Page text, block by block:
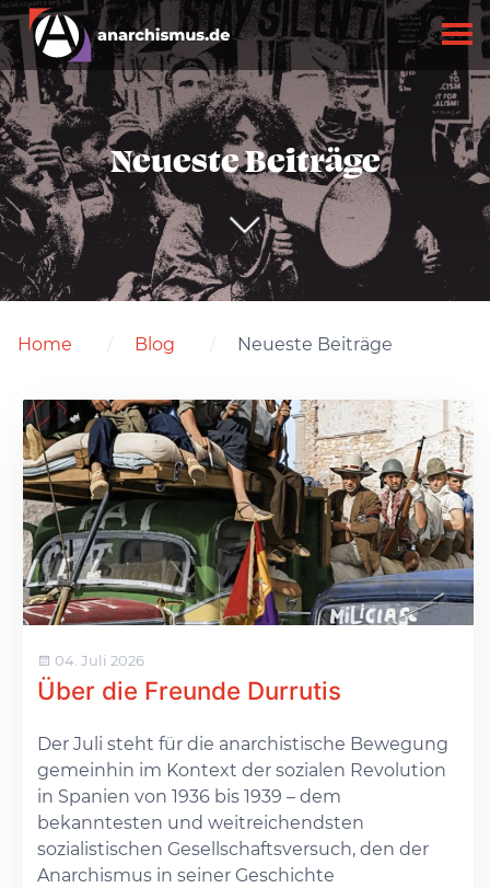
Neueste Beiträge
Home Blog Neueste Beiträge
04. Juli 2026
Über die Freunde Durrutis
Der Juli steht für die anarchistische Bewegung
gemeinhin im Kontext der sozialen Revolution
in Spanien von 1936 bis 1939 – dem
bekanntesten und weitreichendsten
sozialistischen Gesellschaftsversuch, den der
Anarchismus in seiner Geschichte